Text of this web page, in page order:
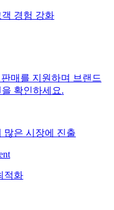
경험 강화
매를 지원하며 브랜드
확인하세요.
많은 시장에 진출
적화